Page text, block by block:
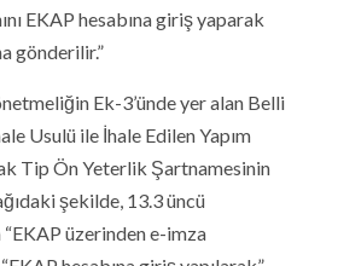
EKAP hesabına giriş yaparak
gönderilir.”
Ek-3’ünde yer alan Belli
Usulü ile İhale Edilen Yapım
Tip Ön Yeterlik Şartnamesinin
şekilde, 13.3 üncü
üzerinden e-imza